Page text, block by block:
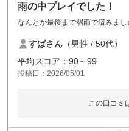
雨の中プレイでした！
なんとか最後まで弱雨で済みまし
すぱさん （男性 / 50代）
平均スコア：90～99
投稿日：2026/05/01
この口コミ